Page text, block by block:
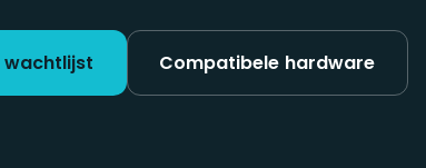
wachtlijst Compatibele hardware